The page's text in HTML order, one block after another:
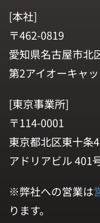
[本社]
〒462-0819
愛知県名古屋市北
第2アイオーキャ
[東京事業所]
〒114-0001
東京都北区東十条
アドリアビル 401
※弊社への営業は
ります。